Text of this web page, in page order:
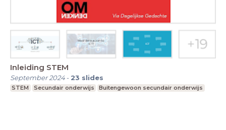
Inleiding STEM
September 2024- 23 slides
STEM Secundair onderwijs Buitengewoon secundair onderwijs